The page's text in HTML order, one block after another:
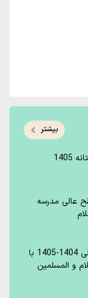
عالی مدرسه
آئین افتتاحیه سال تحصیلی 1404-1405 با
و المسلمین
بیشتر